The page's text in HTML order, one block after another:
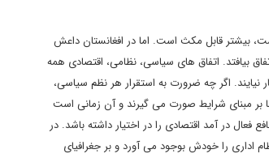
بیشتر قابل مکث است. اما در افغانستان داعش
بیافتد. اتفاق های سیاسی، نظامی، اقتصادی همه
اگر چه ضرورت به استقرار هر نظم سیاسی،
بر مبنای شرایط صورت می گیرند و آن زمانی است
فعال در آمد اقتصادی را در اختیار داشته باشد. در
را خودش بوجود می آورد و بر جغرافیای